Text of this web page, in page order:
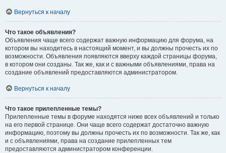
Вернуться к началу
Что такое объявления?
Объявления чаще всего содержат важную информацию для форума, на
котором вы находитесь в настоящий момент, и вы должны прочесть их по
возможности. Объявления появляются вверху каждой страницы форума,
в котором они созданы. Так же, как и с важными объявлениями, права на
создание объявлений предоставляются администратором.
Вернуться к началу
Что такое прилепленные темы?
Прилепленные темы в форуме находятся ниже всех объявлений и только
на его первой странице. Они чаще всего содержат достаточно важную
информацию, поэтому вы должны прочесть их по возможности. Так же, как
и с объявлениями, права на создание прилепленных тем
предоставляются администратором конференции.